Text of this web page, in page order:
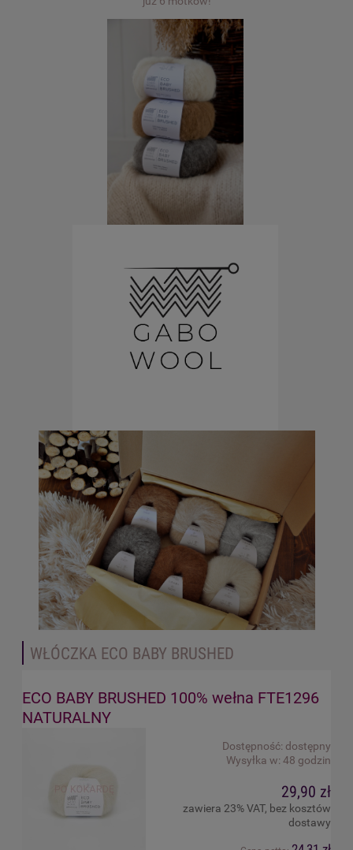
WŁÓCZKA ECO BABY BRUSHED
ECO BABY BRUSHED 100% wełna FTE1296
NATURALNY
Dostępność: dostępny
Wysyłka w: 48 godzin
29,90 zł
zawiera 23% VAT, bez kosztów
dostawy